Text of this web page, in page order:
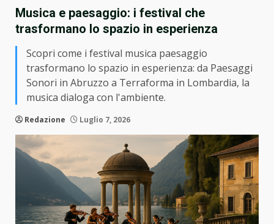
Musica e paesaggio: i festival che
trasformano lo spazio in esperienza
Scopri come i festival musica paesaggio
trasformano lo spazio in esperienza: da Paesaggi
Sonori in Abruzzo a Terraforma in Lombardia, la
musica dialoga con l'ambiente.
Redazione Luglio 7, 2026